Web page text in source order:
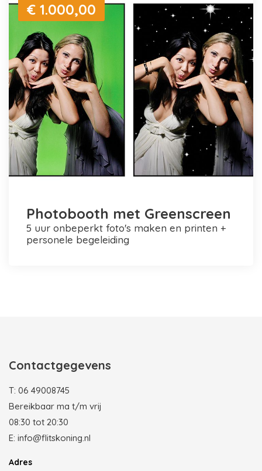
€ 1.000,00
Photobooth met Greenscreen
5 uur onbeperkt foto's maken en printen +
personele begeleiding
Contactgegevens
T: 06 49008745
Bereikbaar ma t/m vrij
08:30 tot 20:30
E: info@flitskoning.nl
Adres